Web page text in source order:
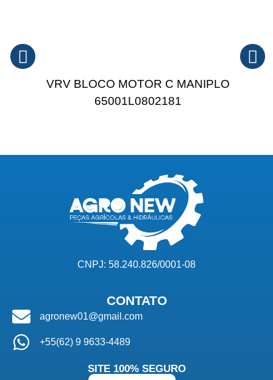
VRV BLOCO MOTOR C MANIPLO
65001L0802181
CNPJ: 58.240.826/0001-08
CONTATO
agronew01@gmail.com
+55(62) 9 9633-4489
SITE 100% SEGURO